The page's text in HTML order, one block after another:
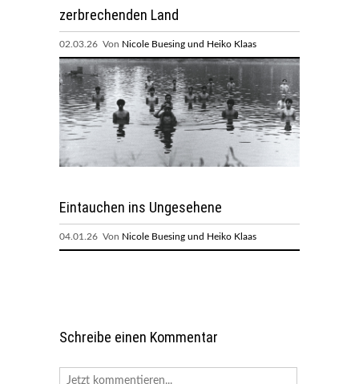
zerbrechenden Land
02.03.26 Von Nicole Buesing und Heiko Klaas
Eintauchen ins Ungesehene
04.01.26 Von Nicole Buesing und Heiko Klaas
Schreibe einen Kommentar